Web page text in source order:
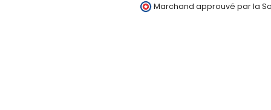
Marchand approuvé par la